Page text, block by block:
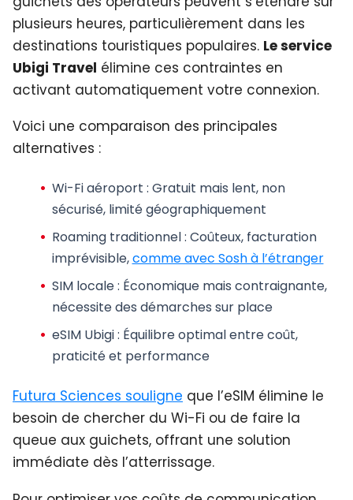
plusieurs heures, particulièrement dans les
destinations touristiques populaires. Le service
Ubigi Travel élimine ces contraintes en
activant automatiquement votre connexion.
Voici une comparaison des principales
alternatives :
Wi-Fi aéroport : Gratuit mais lent, non
sécurisé, limité géographiquement
Roaming traditionnel : Coûteux, facturation
imprévisible,comme avec Sosh à l’étranger
SIM locale : Économique mais contraignante,
nécessite des démarches sur place
eSIM Ubigi : Équilibre optimal entre coût,
praticité et performance
Futura Sciences souligne que l’eSIM élimine le
besoin de chercher du Wi-Fi ou de faire la
queue aux guichets, offrant une solution
immédiate dès l’atterrissage.